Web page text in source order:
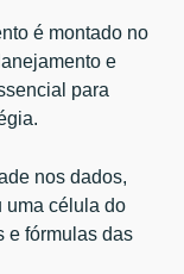
é montado no
e
para
nos dados,
uma célula do
e fórmulas das